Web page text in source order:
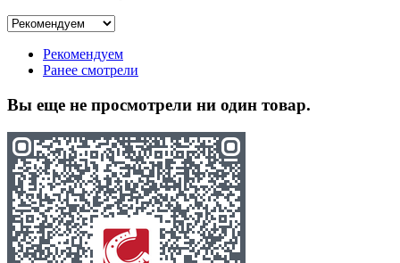
Рекомендуем
Ранее смотрели
Вы еще не просмотрели ни один товар.